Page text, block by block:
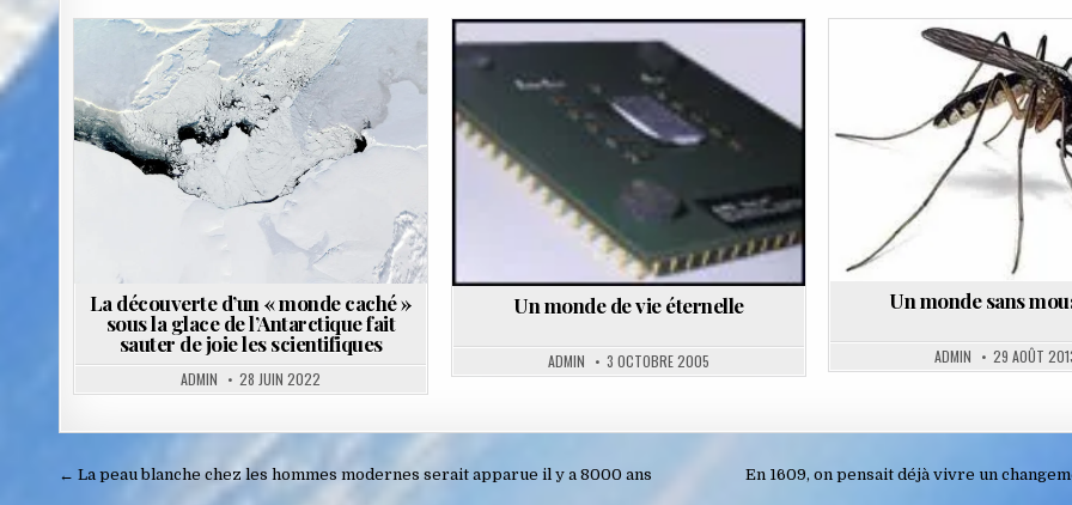
Posted
La découverte d’un « monde caché »
sous la glace de l’Antarctique fait
sauter de joie les scientifiques
ADMIN 28 JUIN 2022
Un monde de vie éternelle
ADMIN 3 OCTOBRE 2005
Posted
in
Un monde sans
ADMIN 29 AOÛT
Navigation
← La peau blanche chez les hommes modernes serait apparue il y a 8000 ans En 1609, on pensait déjà vivre un